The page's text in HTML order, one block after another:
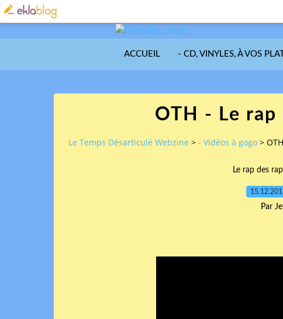
ACCUEIL - CD, VINYLES, À VOS
OTH - Le rap
Le Temps Désarticulé Webzine > - Vidéos à gogo >
Le rap des
Par